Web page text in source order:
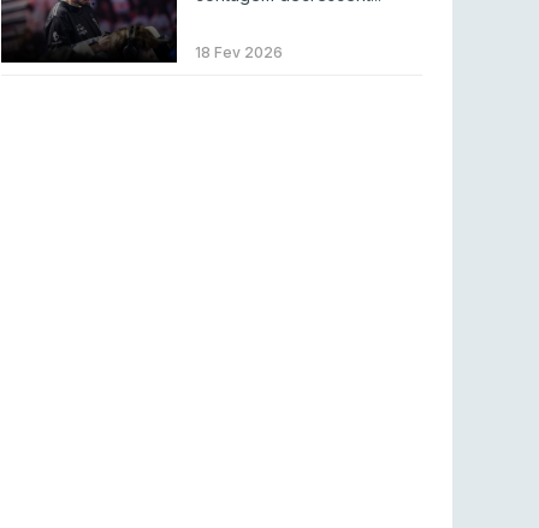
MOUZ surpreende Spirit para vencer BLAST
Bounty
18 Fev 2026